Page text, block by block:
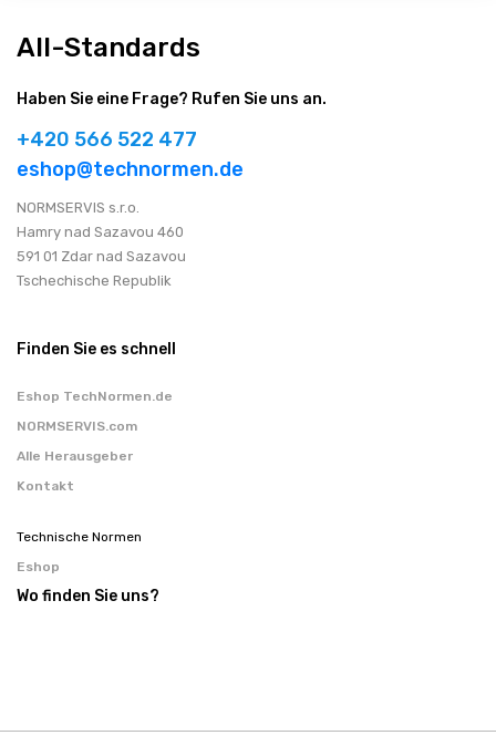
All-Standards
Haben Sie eine Frage? Rufen Sie uns an.
+420 566 522 477
eshop@technormen.de
NORMSERVIS s.r.o.
Hamry nad Sazavou 460
591 01 Zdar nad Sazavou
Tschechische Republik
Finden Sie es schnell
Eshop TechNormen.de
NORMSERVIS.com
Alle Herausgeber
Kontakt
Technische Normen
Eshop
Wo finden Sie uns?